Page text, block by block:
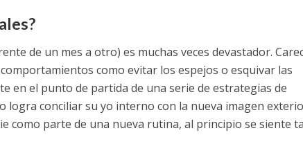
de un mes a otro) es muchas veces devastador.
como evitar los espejos o esquivar las
en el punto de partida de una serie de estrategias de
conciliar su yo interno con la nueva imagen
como parte de una nueva rutina, al principio se siente